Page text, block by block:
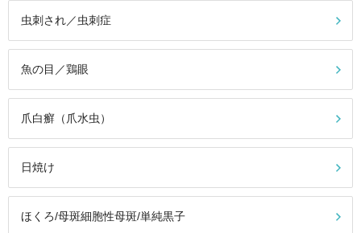
虫刺され／虫刺症
魚の目／鶏眼
爪白癬（爪水虫）
日焼け
ほくろ/母斑細胞性母斑/単純黒子